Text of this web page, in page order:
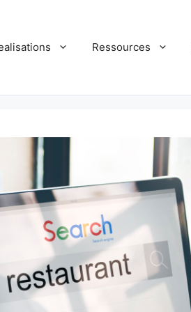
Ressources